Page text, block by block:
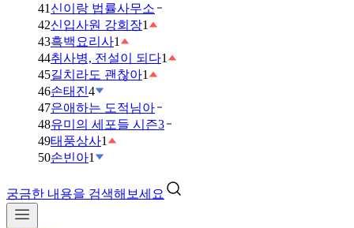
41 신이랑 법률사무소
42신입사원 강회장1
43흑백요리사1
44취사병, 전설이 되다1
45길치라도 괜찮아1
46손태진4
47은애하는 도적님아
48유미의 세포들 시즌3
49태풍상사1
50손빈아1
궁금한 내용을 검색해보세요